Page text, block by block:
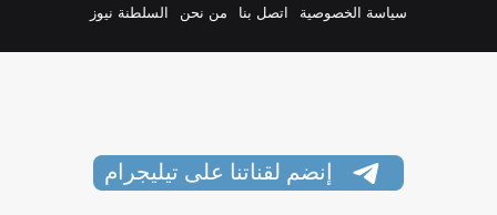
سياسة الخصوصية
اتصل بنا من نحن السلطنة نيوز
إنضم لقناتنا على تيليجرام